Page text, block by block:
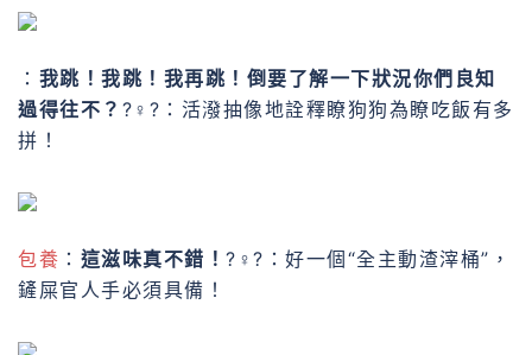
： 我跳！我跳！我再跳！倒要了解一下狀況你們良知
過得往不？ ?♀?：活潑抽像地詮釋瞭狗狗為瞭吃飯有多
拼！
包養 ： 這滋味真不錯！ ?♀?：好一個“全主動渣滓桶”，
鏟屎官人手必須具備！